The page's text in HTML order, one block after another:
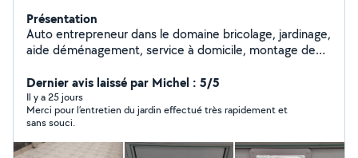
Présentation
Auto entrepreneur dans le domaine bricolage, jardinage,
aide déménagement, service à domicile, montage de
travaux de maçonnerie, terrassement, peinture)
Dernier avis laissé par Michel : 5/5
Il y a 25 jours
Merci pour l’entretien du jardin effectué très rapidement et
sans souci.